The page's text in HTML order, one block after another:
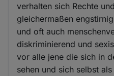
verhalten sich Rechte
gleichermaßen
und oft auch
diskriminierend und
vor alle jene die sich in
sehen und sich selbst